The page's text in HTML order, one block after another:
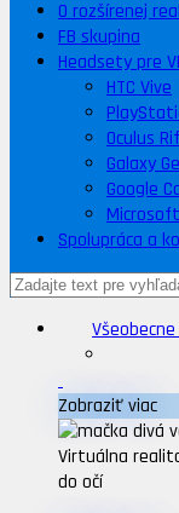
O rozšírenej
FB skupina
Headsety pre
HTC Vive
Oculus
Galaxy
Google
Spolupráca a
Všeobecne
Zobraziť viac
Virtuálna
do očí